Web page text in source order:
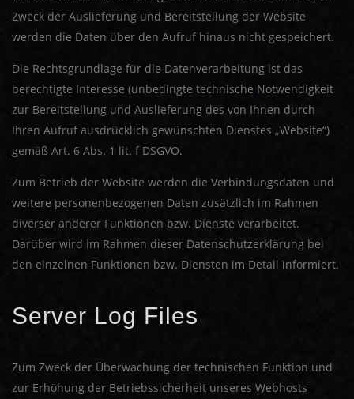
Zweck der Auslieferung und Bereitstellung der Website
werden die Daten über den Aufruf hinaus nicht gespeichert.
Die Rechtsgrundlage für die Datenverarbeitung ist das
berechtigte Interesse (unbedingte technische Notwendigkeit
zur Bereitstellung und Auslieferung des von Ihnen durch
Ihren Aufruf ausdrücklich gewünschten Dienstes „Website“)
gemäß Art. 6 Abs. 1 lit. f DSGVO.
Zum Betrieb der Website werden die Verbindungsdaten und
weitere personenbezogenen Daten zusätzlich im Rahmen
diverser anderer Funktionen bzw. Dienste verarbeitet.
Darüber wird im Rahmen dieser Datenschutzerklärung bei
den einzelnen Funktionen bzw. Diensten im Detail informiert.
Server Log Files
Zum Zweck der Überwachung der technischen Funktion und
zur Erhöhung der Betriebssicherheit unseres Webhosts